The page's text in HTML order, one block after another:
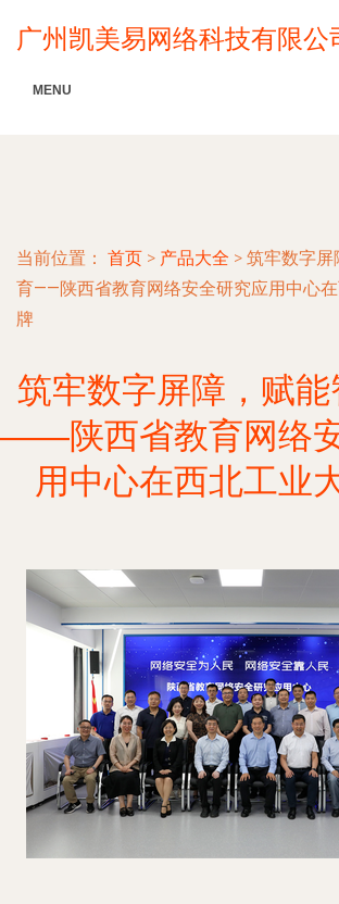
广州凯美易网络科技有限公
MENU
当前位置： 首页 > 产品大全 > 筑牢数字屏
育——陕西省教育网络安全研究应用中心
牌
筑牢数字屏障，赋
——陕西省教育网络
用中心在西北工业